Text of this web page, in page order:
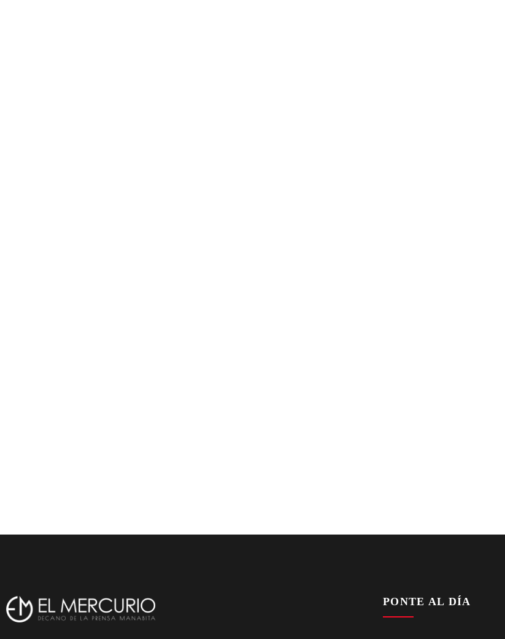
PONTE AL DÍA